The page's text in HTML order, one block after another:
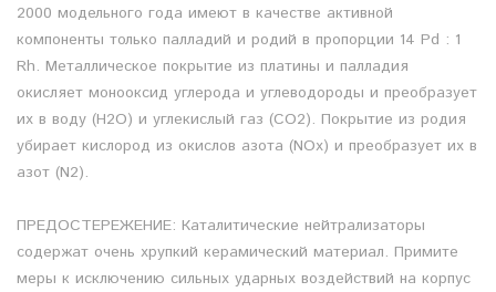
2000 модельного года имеют в качестве активной
компоненты только палладий и родий в пропорции 14 Pd : 1
Rh. Металлическое покрытие из платины и палладия
окисляет монооксид углерода и углеводороды и преобразует
их в воду (H2O) и углекислый газ (CO2). Покрытие из родия
убирает кислород из окислов азота (NOx) и преобразует их в
азот (N2).
ПРЕДОСТЕРЕЖЕНИЕ: Каталитические нейтрализаторы
содержат очень хрупкий керамический материал. Примите
меры к исключению сильных ударных воздействий на корпус